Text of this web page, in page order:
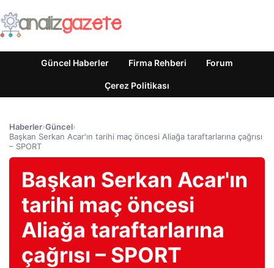
Güncel Haberler Firma Rehberi Forum
Çerez Politikası
Haberler›Güncel›
Başkan Serkan Acar'ın tarihi maç öncesi Aliağa taraftarlarına çağrısı
– SPORT
Başkan Serkan Acar'ın
tarihi maç öncesi
Aliağa taraftarlarına
çağrısı – SPORT